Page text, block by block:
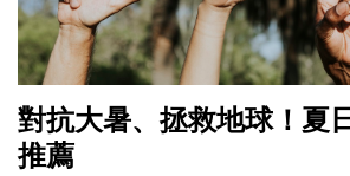
對抗大暑、拯救地球！夏
推薦